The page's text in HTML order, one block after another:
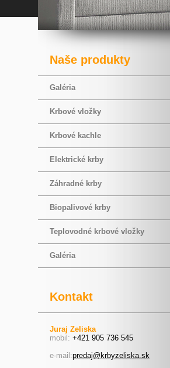
Naše produkty
Galéria
Krbové vložky
Krbové kachle
Elektrické krby
Záhradné krby
Biopalivové krby
Teplovodné krbové vložky
Galéria
Kontakt
Juraj Zeliska
mobil: +421 905 736 545
e-mail:predaj@krbyzeliska.sk